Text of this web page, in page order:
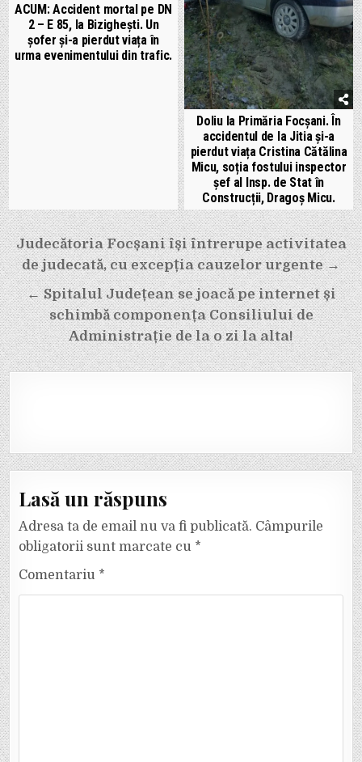
ACUM: Accident mortal pe DN
2 – E 85, la Bizighești. Un
șofer și-a pierdut viața în
urma evenimentului din trafic.
Doliu la Primăria Focșani. În
accidentul de la Jitia și-a
pierdut viața Cristina Cătălina
Micu, soția fostului inspector
șef al Insp. de Stat în
Construcții, Dragoș Micu.
Navigare
în
articole
Judecătoria Focșani își întrerupe activitatea
de judecată, cu excepția cauzelor urgente →
← Spitalul Județean se joacă pe internet și
schimbă componența Consiliului de
Administrație de la o zi la alta!
Lasă un răspuns
Adresa ta de email nu va fi publicată. Câmpurile
obligatorii sunt marcate cu *
Comentariu *